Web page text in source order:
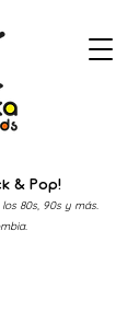
& Pop!
80s, 90s y más.